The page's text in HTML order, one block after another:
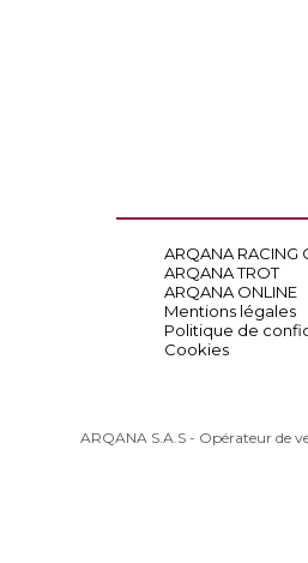
ARQANA RACING
ARQANA TROT
ARQANA ONLINE
Mentions légales
Politique de
Cookies
ARQANA S.A.S - Opérateur de